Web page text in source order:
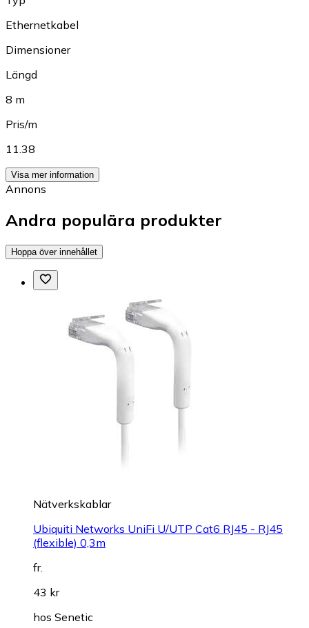
Ethernetkabel
Dimensioner
Längd
8 m
Pris/m
11.38
Visa mer information
Annons
Andra populära produkter
Hoppa över innehållet
Nätverkskablar
Ubiquiti Networks UniFi U/UTP Cat6 RJ45 - RJ45
(flexible) 0,3m
fr.
43 kr
hos Senetic